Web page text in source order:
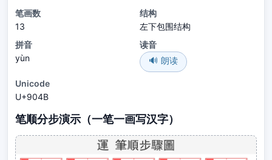
笔画数
13
结构
左下包围结构
拼音
yùn
读音
🔊 朗读
Unicode
U+904B
笔顺分步演示（一笔一画写汉字）